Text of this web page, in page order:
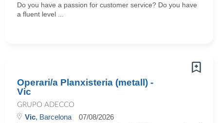
Do you have a passion for customer service? Do you have
a fluent level ...
Operari/a Planxisteria (metall) -
Vic
GRUPO ADECCO
Vic, Barcelona 07/08/2026